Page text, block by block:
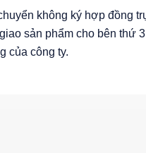
không ký hợp đồng
sản phẩm cho bên thứ
của công ty.